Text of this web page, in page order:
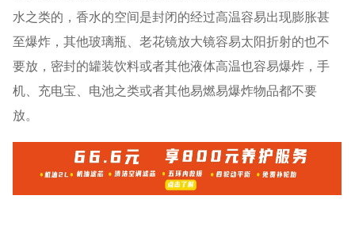
水之类的，香水的空间是封闭的经过高温容易出现膨胀甚
至爆炸，其他玻璃瓶、老花镜放大镜容易太阳折射的也不
要放，密封的罐装饮料或者其他液体高温也容易爆炸，手
机、充电宝、电池之类或者其他易燃易爆炸物品都不要
放。